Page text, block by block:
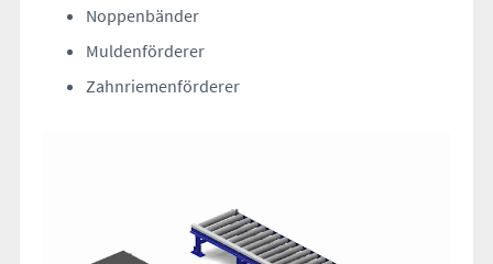
Noppenbänder
Muldenförderer
Zahnriemenförderer